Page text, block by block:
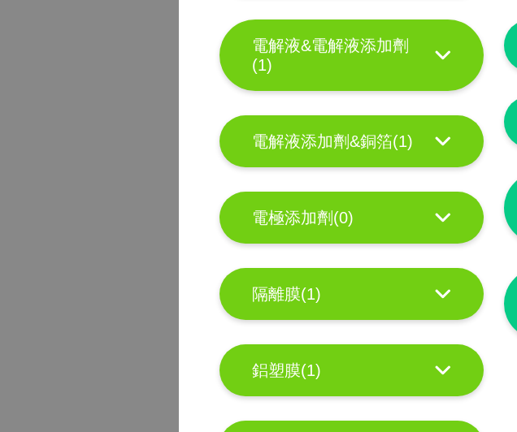
電解液&電解液添加劑
(1)
電解液添加劑&銅箔(1)
電極添加劑(0)
隔離膜(1)
鋁塑膜(1)